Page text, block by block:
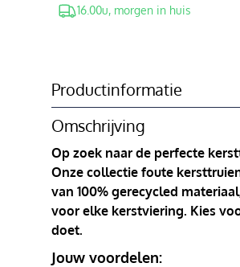
16.00u, morgen in huis
Productinformatie
Omschrijving
Op zoek naar de perfecte
Onze collectie foute
van 100% gerecycled
voor elke kerstviering. Kies
doet.
Jouw voordelen: